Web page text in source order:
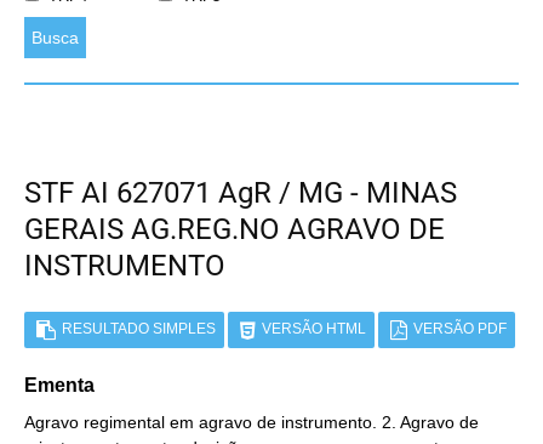
Busca
STF AI 627071 AgR / MG - MINAS
GERAIS AG.REG.NO AGRAVO DE
INSTRUMENTO
RESULTADO SIMPLES VERSÃO HTML VERSÃO PDF
Ementa
Agravo regimental em agravo de instrumento. 2. Agravo de